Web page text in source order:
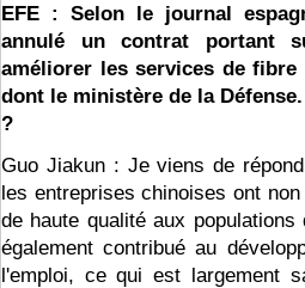
EFE : Selon le journal
annulé un contrat portant
améliorer les services de
dont le ministère de la
?
Guo Jiakun : Je viens de
les entreprises chinoises ont
de haute qualité aux
également contribué au
l'emploi, ce qui est largement